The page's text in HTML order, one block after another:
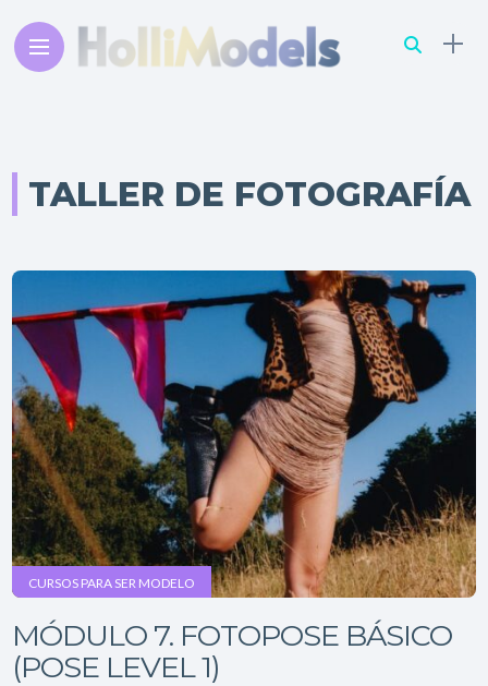
TALLER DE FOTOGRAFÍA
CURSOS PARA SER MODELO
MÓDULO 7. FOTOPOSE BÁSICO
(POSE LEVEL 1)